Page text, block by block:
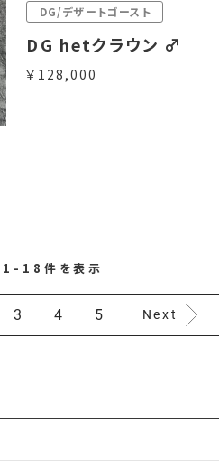
DG/デザートゴースト
DG hetクラウン ♂
￥128,000
18件を表示
3 4 5 Next